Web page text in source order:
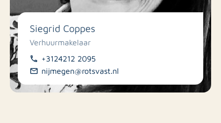
Siegrid Coppes
Verhuurmakelaar
+3124212 2095
nijmegen@rotsvast.nl